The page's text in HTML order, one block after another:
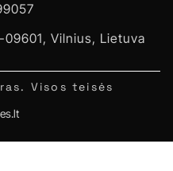
Vilnius, Lietuva
Visos teisės